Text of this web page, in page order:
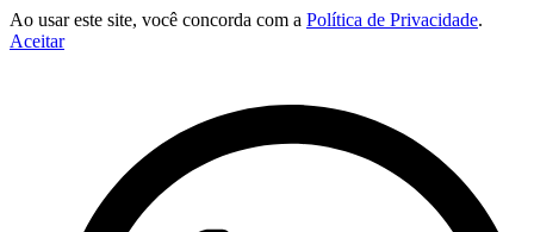
Ao usar este site, você concorda com a Política de Privacidade.
Aceitar